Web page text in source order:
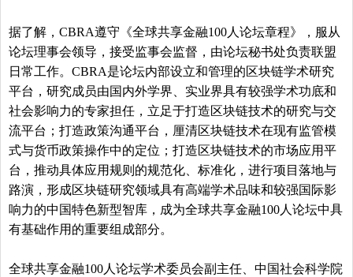
据了解，CBRA遵守《全球共享金融100人论坛章程》，服从
论坛理事会领导，接受监事会监督，由论坛秘书处负责联盟
日常工作。CBRA是论坛内部设立和管理的区块链学术研究
平台，研究成员由国内外学界、实业界具有较强学术功底和
社会影响力的专家担任，立足于打造区块链技术的研究与交
流平台；打造政策沟通平台，厘清区块链技术在现有监管模
式与货币政策操作中的定位；打造区块链技术的市场应用平
台，推动具体应用规则的规范化、标准化，进行项目落地与
路演，形成区块链研究领域具有高端学术品味和较强国际影
响力的中国特色新型智库，成为全球共享金融100人论坛中具
有基础作用的重要组成部分。
全球共享金融100人论坛学术委员会副主任、中国社会科学院